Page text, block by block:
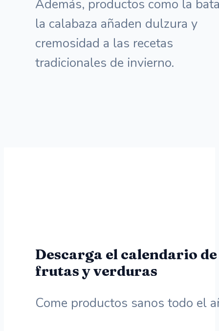
Además, productos como la
la calabaza añaden dulzura y
cremosidad a las recetas
tradicionales de invierno.
Descarga el calendario de
frutas y verduras
Come productos sanos todo el